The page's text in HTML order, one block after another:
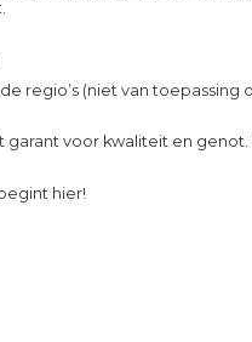
regio’s (niet van toepassing
voor kwaliteit en
hier!